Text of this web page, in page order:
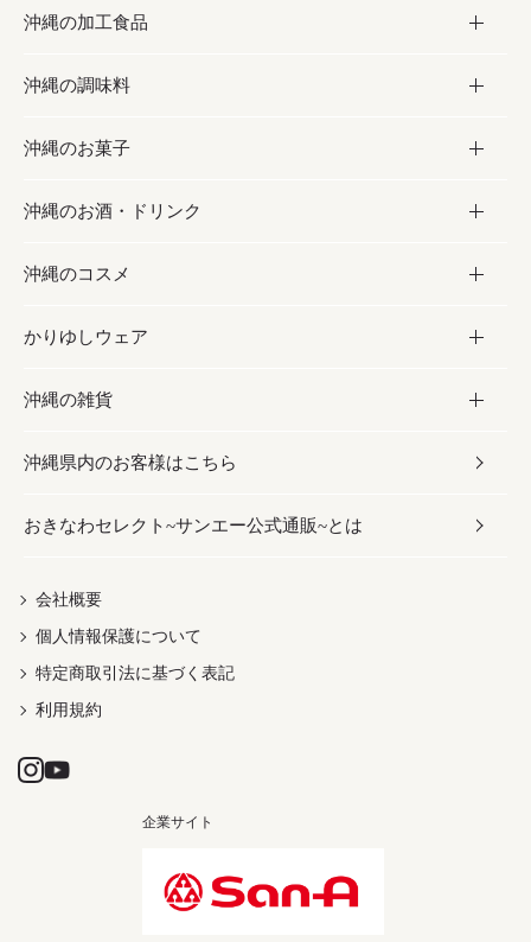
お取り寄せグルメ
フルーツ・野菜
お肉
海産物
沖縄の加工食品
加工食品
缶詰／パウチ
沖縄料理
沖縄そば／乾麺
レトルト食品
乾物／粉類
沖縄の調味料
調味料
砂糖／黒砂糖
塩
お酢／ドレッシング
しょうゆ
みそ
だし／スパイス／島唐辛子
沖縄のお菓子
お菓子
黒糖
ちんすこう
伝統菓子
スナック
おつまみ
紅芋
沖縄のお酒・ドリンク
お酒・ドリンク
泡盛
ビール・チューハイ
ワイン・ウィスキー・カクテル
ドリンク
茶葉
沖縄のコスメ
コスメ
スキンケア
ボディケア
ヘアケア
UVケア
かりゆしウェア
かりゆしウェア
メンズ
レディース
沖縄の雑貨
雑貨
沖縄ファッション
伝統工芸品
沖縄県内のお客様はこちら
おきなわセレクト~サンエー公式通販~とは
会社概要
個人情報保護について
特定商取引法に基づく表記
利用規約
企業サイト